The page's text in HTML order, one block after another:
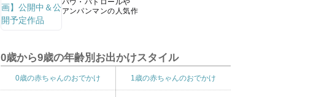
パウ・パトロールや
アンパンマンの人気作
0歳から9歳の年齢別お出かけスタイル
0歳の赤ちゃんのおでかけ 1歳の赤ちゃんのおでかけ